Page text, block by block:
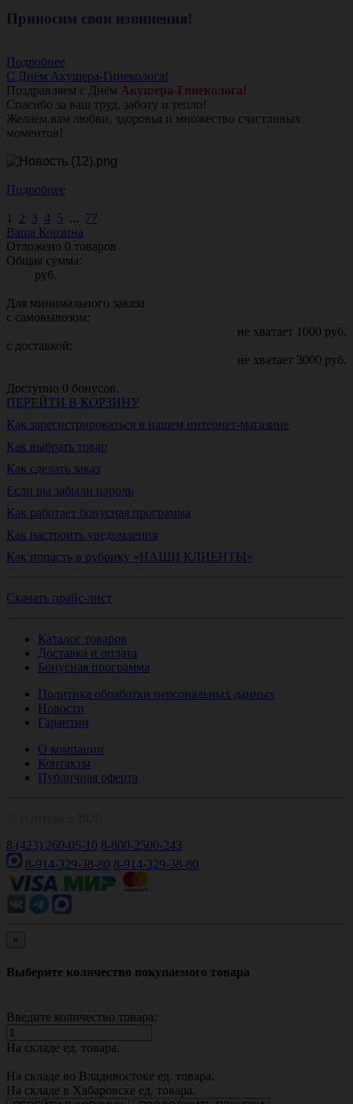
Приносим свои извинения!
Подробнее
С Днём Акушера-Гинеколога!
Поздравляем с Днём Акушера-Гинеколога!
Спасибо за ваш труд, заботу и тепло!
Желаем вам любви, здоровья и множество счастливых
моментов!
Подробнее
1 2 3 4 5 ... 77
Ваша Корзина
Отложено 0 товаров
Общая сумма:
руб.
Для минимального заказа
с самовывозом:
не хватает 1000 руб.
с доставкой:
не хватает 3000 руб.
Доступно 0 бонусов.
ПЕРЕЙТИ В КОРЗИНУ
Как зарегистрироваться в нашем интернет-магазине
Как выбрать товар
Как сделать заказ
Если вы забыли пароль
Как работает бонусная программа
Как настроить уведомления
Как попасть в рубрику «НАШИ КЛИЕНТЫ»
Скачать прайс-лист
Каталог товаров
Доставка и оплата
Бонусная программа
Политика обработки персональных данных
Новости
Гарантии
О компании
Контакты
Публичная оферта
8 (423) 260-05-10 8-800-2500-243
8-914-329-38-80 8-914-329-38-80
×
Выберите количество покупаемого товара
Введите количество товара:
На складе ед. товара.
На складе во Владивостоке ед. товара.
На складе в Хабаровске ед. товара.